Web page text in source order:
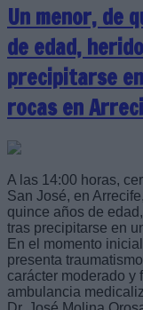
Un menor, de
de edad,
precipitarse
rocas en
A las 14:00 horas,
San José, en
quince años de
tras precipitarse en
En el momento
presenta
carácter moderado y
ambulancia